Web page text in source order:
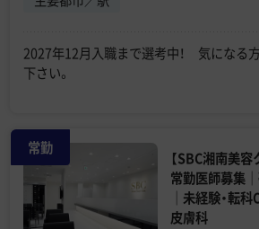
2027年12月入職まで選考中！ 気になる
下さい。
常勤
【SBC湘南美
常勤医師募集
｜未経験・転
皮膚科